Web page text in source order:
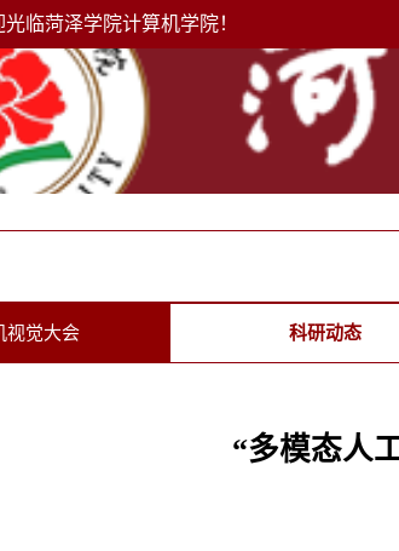
光临菏泽学院计算机学院！
视觉大会 科研动态
“多模态人